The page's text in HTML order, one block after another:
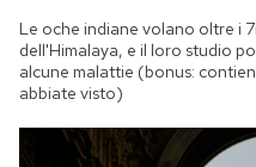
Le oche indiane volano oltre i
dell'Himalaya, e il loro studio
alcune malattie (bonus:
abbiate visto)